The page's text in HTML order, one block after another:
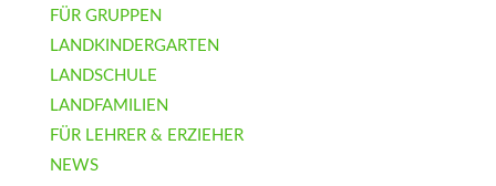
FÜR GRUPPEN
LANDKINDERGARTEN
LANDSCHULE
LANDFAMILIEN
FÜR LEHRER & ERZIEHER
NEWS